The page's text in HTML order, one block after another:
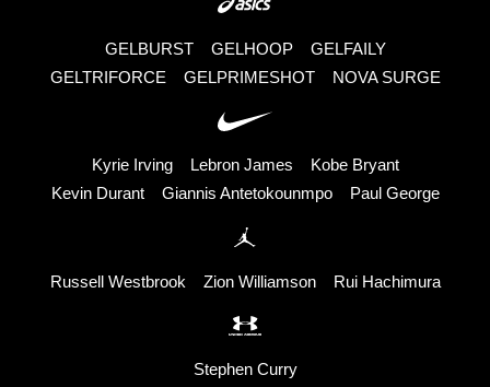
GELBURST GELHOOP
GELFAILY
GELTRIFORCE
GELPRIMESHOT NOVA SURGE
Kyrie Irving Lebron James
Kobe Bryant
Kevin Durant
Giannis Antetokounmpo Paul George
Russell Westbrook Zion Williamson Rui Hachimura
Stephen Curry